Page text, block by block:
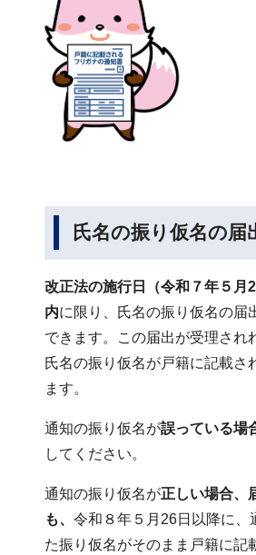
氏名の振り仮名の届
改正法の施行日（令和７年５月
内に限り、氏名の振り仮名の届
できます。この届出が受理され
氏名の振り仮名が戸籍に記載さ
ます。
通知の振り仮名が誤っている場
してください。
通知の振り仮名が正しい場合、
も、令和８年５月26日以降に、
た振り仮名がそのまま戸籍に記